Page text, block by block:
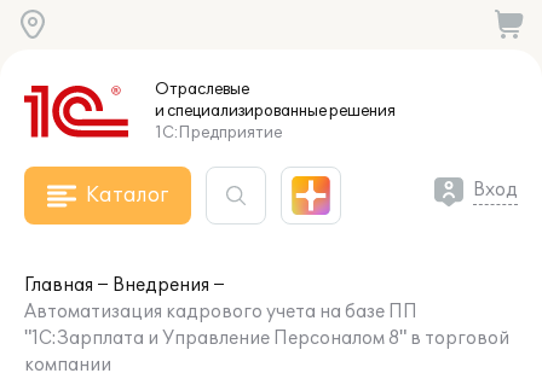
Отраслевые
и специализированныерешения
1С:Предприятие
Каталог Вход
Главная
Внедрения
Автоматизация кадрового учета на базе ПП
"1С:Зарплата и Управление Персоналом 8" в торговой
компании